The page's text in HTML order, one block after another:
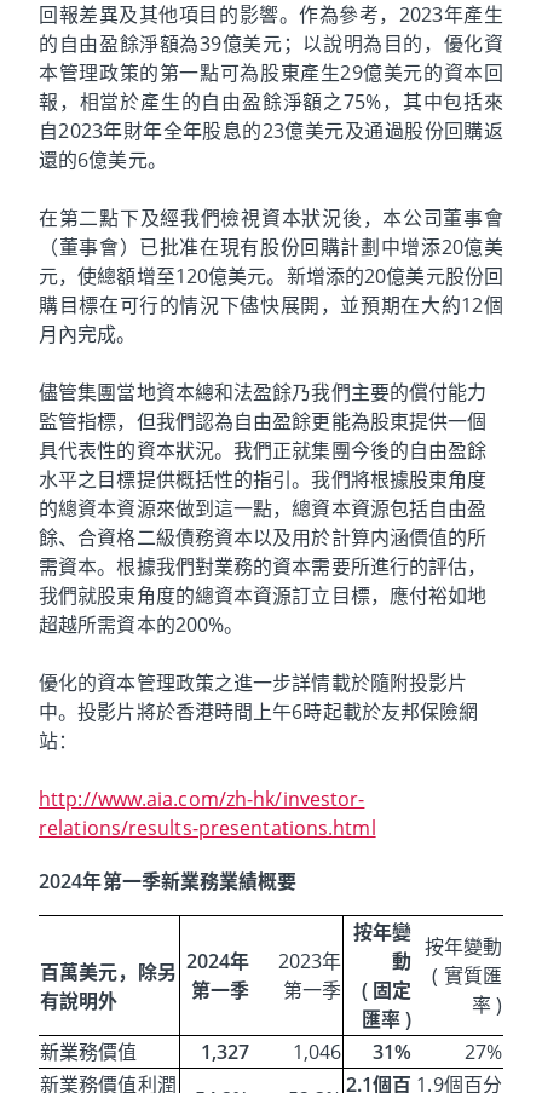
回報差異及其他項目的影響。作為參考，2023年產生
的自由盈餘淨額為39億美元；以說明為目的，優化資
本管理政策的第一點可為股東產生29億美元的資本回
報，相當於產生的自由盈餘淨額之75%，其中包括來
自2023年財年全年股息的23億美元及通過股份回購返
還的6億美元。
在第二點下及經我們檢視資本狀況後，本公司董事會
（董事會）已批准在現有股份回購計劃中增添20億美
元，使總額增至120億美元。新增添的20億美元股份回
購目標在可行的情況下儘快展開，並預期在大約12個
月內完成。
儘管集團當地資本總和法盈餘乃我們主要的償付能力
監管指標，但我們認為自由盈餘更能為股東提供一個
具代表性的資本狀況。我們正就集團今後的自由盈餘
水平之目標提供概括性的指引。我們將根據股東角度
的總資本資源來做到這一點，總資本資源包括自由盈
餘、合資格二級債務資本以及用於計算内涵價值的所
需資本。根據我們對業務的資本需要所進行的評估，
我們就股東角度的總資本資源訂立目標，應付裕如地
超越所需資本的200%。
優化的資本管理政策之進一步詳情載於隨附投影片
中。投影片將於香港時間上午6時起載於友邦保險網
站：
http://www.aia.com/zh-hk/investor-
relations/results-presentations.html
2024年第一季新業務業績概要
百萬美元，除另
有說明外
2024年
第一季
2023年
第一季
按年變
動
( 固定
匯率 )
按年變動
( 實質匯
率 )
新業務價值
1,327 1,046 31%
27%
新業務價值利潤
2.1個百 1.9個百分